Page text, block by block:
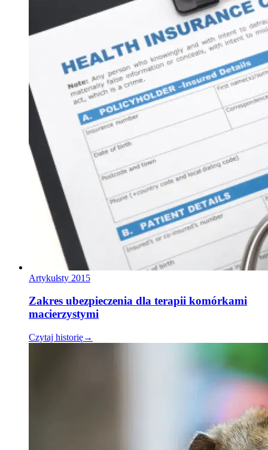
Artykułsty 2015
Zakres ubezpieczenia dla terapii komórkami
macierzystymi
Czytaj historię→